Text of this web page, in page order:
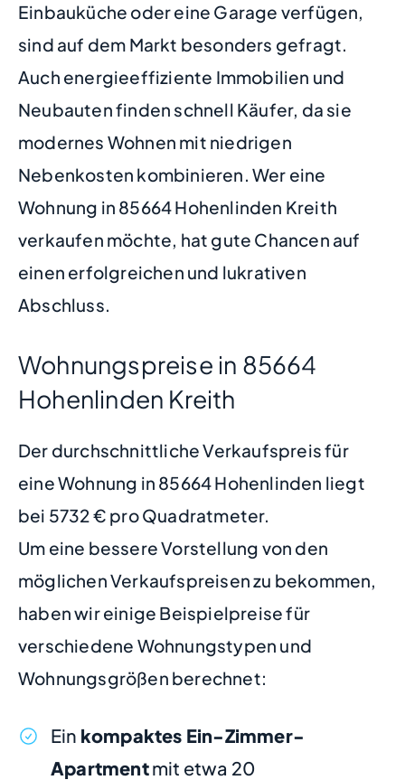
Einbauküche oder eine Garage verfügen,
sind auf dem Markt besonders gefragt.
Auch energieeffiziente Immobilien und
Neubauten finden schnell Käufer, da sie
modernes Wohnen mit niedrigen
Nebenkosten kombinieren. Wer eine
Wohnung in 85664 Hohenlinden Kreith
verkaufen möchte, hat gute Chancen auf
einen erfolgreichen und lukrativen
Abschluss.
Wohnungspreise in 85664
Hohenlinden Kreith
Der durchschnittliche Verkaufspreis für
eine Wohnung in 85664 Hohenlinden liegt
bei 5732 € pro Quadratmeter.
Um eine bessere Vorstellung von den
möglichen Verkaufspreisen zu bekommen,
haben wir einige Beispielpreise für
verschiedene Wohnungstypen und
Wohnungsgrößen berechnet:
Ein kompaktes Ein-Zimmer-
Apartmentmit etwa 20